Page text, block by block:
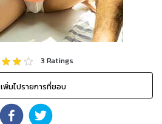
3 Ratings
เพิ่มไปรายการที่ชอบ